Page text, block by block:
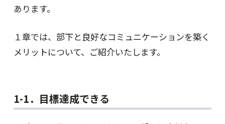
あります。
１章では、部下と良好なコミュニケーションを築く
メリットについて、ご紹介いたします。
1-1．目標達成できる